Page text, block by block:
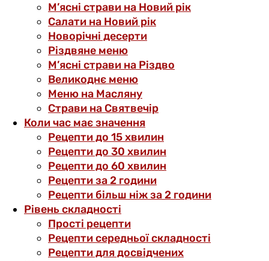
М’ясні страви на Новий рік
Салати на Новий рік
Новорічні десерти
Різдвяне меню
М’ясні страви на Різдво
Великоднє меню
Меню на Масляну
Страви на Святвечір
Коли час має значення
Рецепти до 15 хвилин
Рецепти до 30 хвилин
Рецепти до 60 хвилин
Рецепти за 2 години
Рецепти більш ніж за 2 години
Рівень складності
Прості рецепти
Рецепти середньої складності
Рецепти для досвідчених